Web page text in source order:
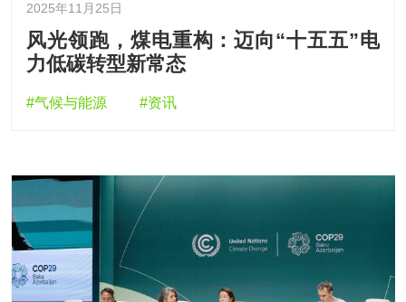
2025年11月25日
风光领跑，煤电重构：迈向“十五五”电
力低碳转型新常态
#气候与能源 #资讯